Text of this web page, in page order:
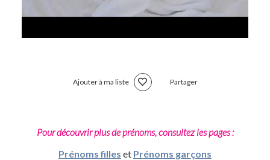
Ajouter à ma liste Partager
Pour découvrir plus de prénoms, consultez les pages :
Prénoms filles et Prénoms garçons